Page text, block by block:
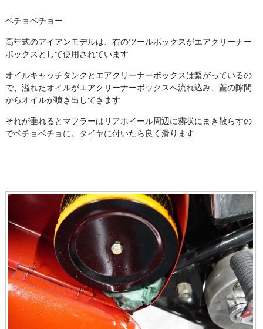
ベチョベチョー
高年式のアイアンモデルは、右のツールボックスがエアクリーナー
ボックスとして使用されています
オイルキャッチタンクとエアクリーナーボックスは繋がっているの
で、溢れたオイルがエアクリーナーボックスへ流れ込み、蓋の隙間
からオイルが噴き出してきます
それが垂れるとマフラーはリアホイール周辺に霧状にまき散らすの
でベチョベチョに。タイヤに付いたら良く滑ります